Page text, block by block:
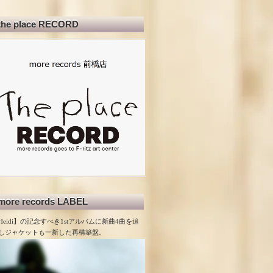
place RECORD
records LABEL
】の記念すべき1stアルバムに新曲4曲を追
ジャケットも一新した再構築盤。